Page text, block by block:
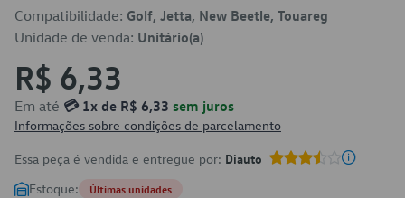
Compatibilidade: Golf, Jetta, New Beetle, Touareg
Unidade de venda: Unitário(a)
R$ 6,33
Em até 💳 1x de R$ 6,33 sem juros
Informações sobre condições de parcelamento
Essa peça é vendida e entregue por: Diauto
Estoque: Últimas unidades